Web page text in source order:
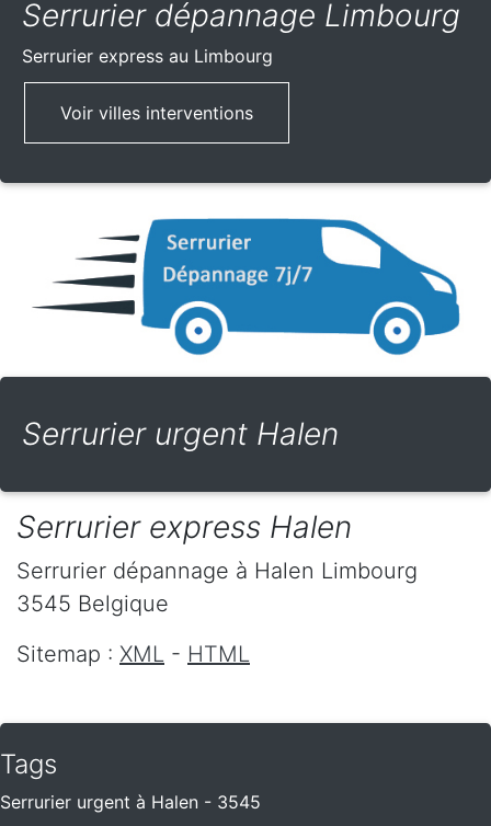
Serrurier dépannage Limbourg
Serrurier express au Limbourg
Voir villes interventions
Serrurier urgent Halen
Serrurier express Halen
Serrurier dépannage à Halen Limbourg
3545 Belgique
Sitemap : XML - HTML
Tags
Serrurier urgent à Halen - 3545